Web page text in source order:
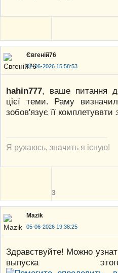
Євгеній76
02-06-2026 15:58:53
hahin777, ваше питання
цієї теми. Раму
зобов'язує її комплетуввти
Я рухаюсь, значить я існую!
3
Mazik
05-06-2026 19:38:25
Здравствуйте! Можно
выпуска